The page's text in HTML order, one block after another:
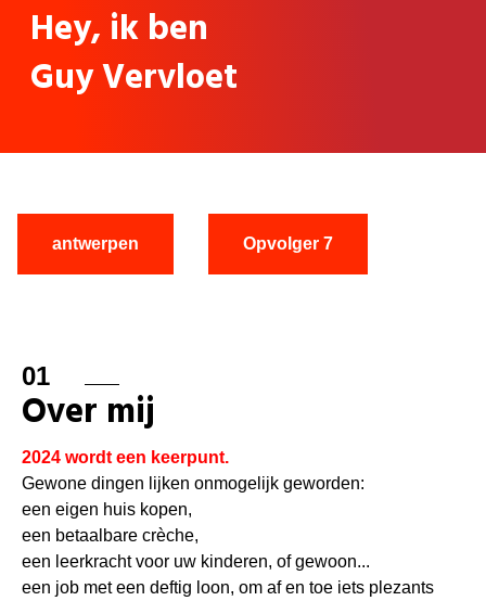
Hey, ik ben
Guy Vervloet
antwerpen Opvolger 7
01
Over mij
2024 wordt een keerpunt.
Gewone dingen lijken onmogelijk geworden:
een eigen huis kopen,
een betaalbare crèche,
een leerkracht voor uw kinderen, of gewoon...
een job met een deftig loon, om af en toe iets plezants